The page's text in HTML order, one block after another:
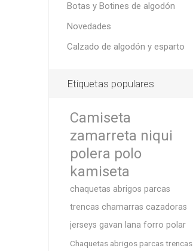
Botas y Botines de algodón
Novedades
Calzado de algodón y esparto
Etiquetas populares
Camiseta
zamarreta niqui
polera polo
kamiseta
chaquetas abrigos parcas
trencas chamarras cazadoras
jerseys gavan lana forro polar
Chaquetas abrigos parcas trencas